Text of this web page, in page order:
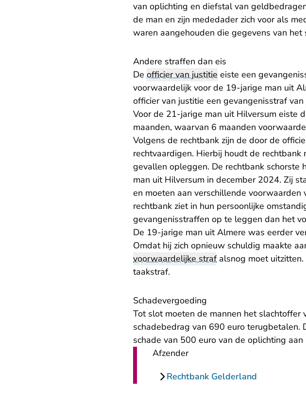
van oplichting en diefstal van
de man en zijn mededader zich voor als
waren aangehouden die gegevens van het
Andere straffen dan eis
De officier van justitie eiste een
voorwaardelijk voor de 19-jarige man uit
officier van justitie een gevangenisstraf
Voor de 21-jarige man uit Hilversum eiste
maanden, waarvan 6 maanden
Volgens de rechtbank zijn de door de
rechtvaardigen. Hierbij houdt de
gevallen opleggen. De rechtbank schorste
man uit Hilversum in december 2024. Zij
en moeten aan verschillende
rechtbank ziet in hun persoonlijke
gevangenisstraffen op te leggen dan het
De 19-jarige man uit Almere was eerder
Omdat hij zich opnieuw schuldig maakte
voorwaardelijke strafalsnog moet uitzitten.
taakstraf.
Schadevergoeding
Tot slot moeten de mannen het
schadebedrag van 690 euro
schade van 500 euro van de oplichting
Afzender
Rechtbank Gelderland